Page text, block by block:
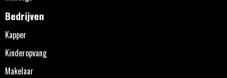
Bedrijven
Kapper
Kinderopvang
Makelaar